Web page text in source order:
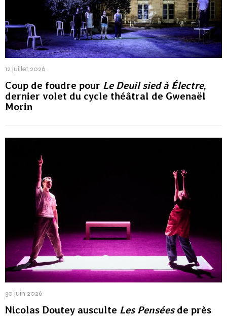
12 juillet 2026
Coup de foudre pour Le Deuil sied à Électre,
dernier volet du cycle théâtral de Gwenaël
Morin
30 juin 2026
Nicolas Doutey ausculte Les Penséesde près